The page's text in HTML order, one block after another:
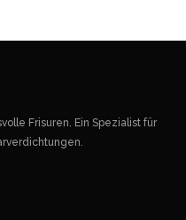
Frisuren. Ein Spezialist für